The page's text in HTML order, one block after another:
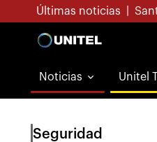
Últimas noticias
Noticias Unitel
Seguridad